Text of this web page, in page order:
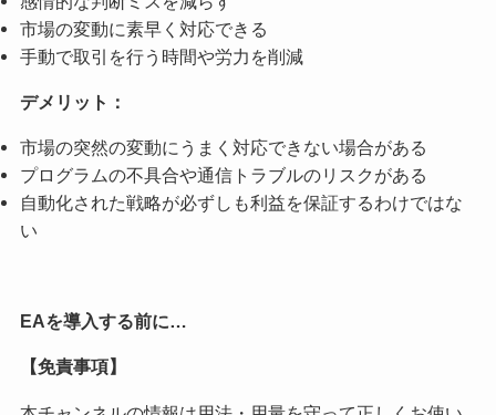
市場の変動に素早く対応できる
手動で取引を行う時間や労力を削減
デメリット：
市場の突然の変動にうまく対応できない場合がある
プログラムの不具合や通信トラブルのリスクがある
自動化された戦略が必ずしも利益を保証するわけではな
い
EAを導入する前に…
【免責事項】